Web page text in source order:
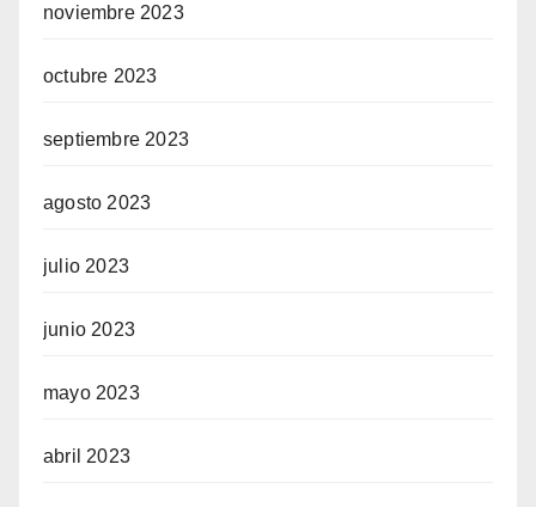
noviembre 2023
octubre 2023
septiembre 2023
agosto 2023
julio 2023
junio 2023
mayo 2023
abril 2023